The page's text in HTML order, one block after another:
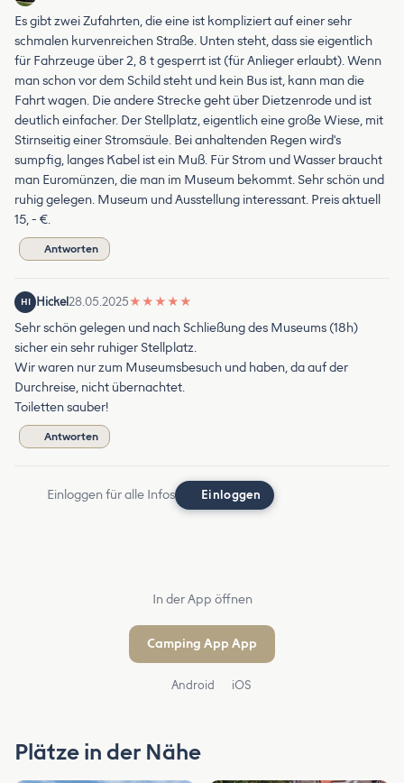
Es gibt zwei Zufahrten, die eine ist kompliziert auf einer sehr
schmalen kurvenreichen Straße. Unten steht, dass sie eigentlich
für Fahrzeuge über 2, 8 t gesperrt ist (für Anlieger erlaubt). Wenn
man schon vor dem Schild steht und kein Bus ist, kann man die
Fahrt wagen. Die andere Strecke geht über Dietzenrode und ist
deutlich einfacher. Der Stellplatz, eigentlich eine große Wiese, mit
Stirnseitig einer Stromsäule. Bei anhaltenden Regen wird's
sumpfig, langes Kabel ist ein Muß. Für Strom und Wasser braucht
man Euromünzen, die man im Museum bekommt. Sehr schön und
ruhig gelegen. Museum und Ausstellung interessant. Preis aktuell
15, - €.
Antworten
HI Hickel28.05.2025★ ★ ★ ★ ★
Sehr schön gelegen und nach Schließung des Museums (18h)
sicher ein sehr ruhiger Stellplatz.
Wir waren nur zum Museumsbesuch und haben, da auf der
Durchreise, nicht übernachtet.
Toiletten sauber!
Antworten
Einloggen für alle Infos Einloggen
In der App öffnen
Camping App App
Android iOS
Plätze in der Nähe